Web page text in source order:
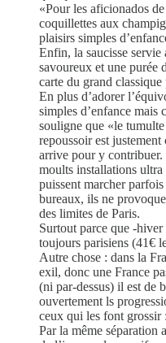
«Pour les aficionados
coquillettes aux
plaisirs simples
Enfin, la saucisse
savoureux et une purée
carte du grand
En plus d’adorer
simples d’enfance mais
souligne que «le
repoussoir est
arrive pour y contribuer.
moults installations ultra
puissent marcher
bureaux, ils ne
des limites de Paris.
Surtout parce que -
toujours parisiens (41€
Autre chose : dans la
exil, donc une France
(ni par-dessus) il est de
ouvertement ls
ceux qui les font grossir
Par la même séparation